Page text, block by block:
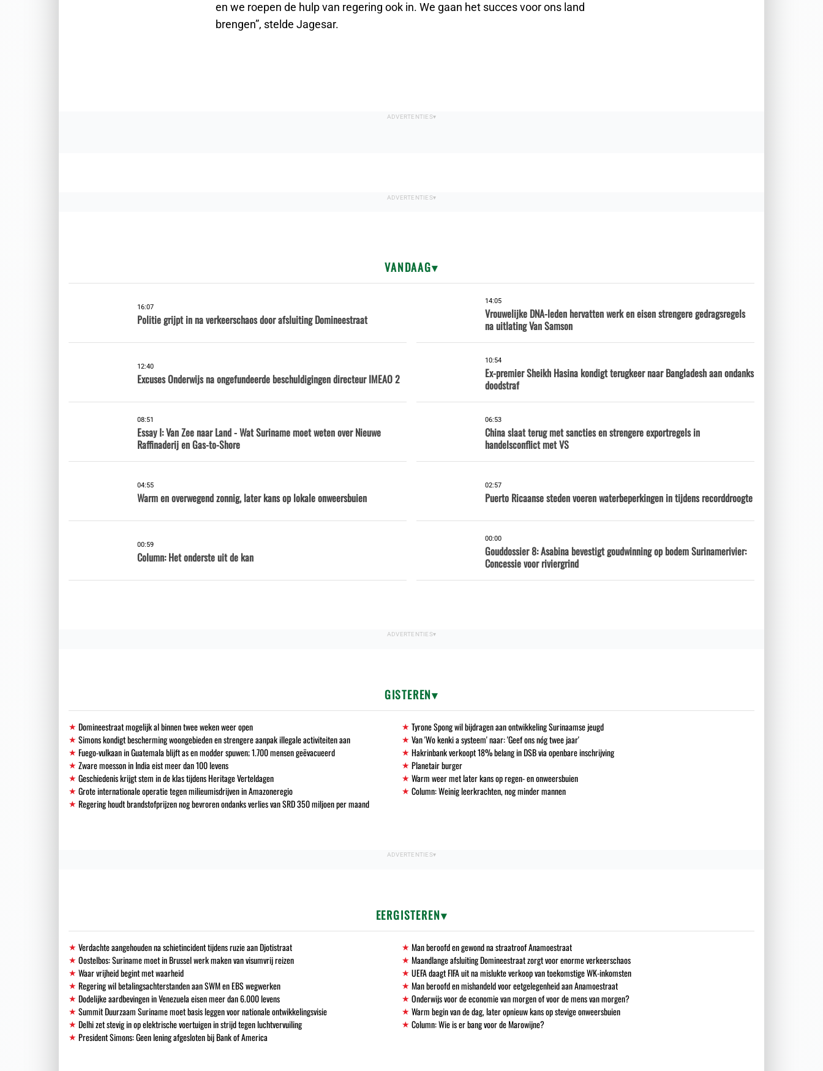
en we roepen de hulp van regering ook in. We gaan het succes voor ons land
brengen”, stelde Jagesar.
VANDAAG
16:07
Politie grijpt in na verkeerschaos door afsluiting Domineestraat
14:05
Vrouwelijke DNA-leden hervatten werk en eisen strengere gedragsregels
na uitlating Van Samson
12:40
Excuses Onderwijs na ongefundeerde beschuldigingen directeur IMEAO 2
10:54
Ex-premier Sheikh Hasina kondigt terugkeer naar Bangladesh aan ondanks
doodstraf
08:51
Essay I: Van Zee naar Land - Wat Suriname moet weten over Nieuwe
Raffinaderij en Gas-to-Shore
06:53
China slaat terug met sancties en strengere exportregels in
handelsconflict met VS
04:55
Warm en overwegend zonnig, later kans op lokale onweersbuien
02:57
Puerto Ricaanse steden voeren waterbeperkingen in tijdens recorddroogte
00:59
Column: Het onderste uit de kan
00:00
Gouddossier 8: Asabina bevestigt goudwinning op bodem Surinamerivier:
Concessie voor riviergrind
GISTEREN
Domineestraat mogelijk al binnen twee weken weer open
Tyrone Spong wil bijdragen aan ontwikkeling Surinaamse jeugd
Simons kondigt bescherming woongebieden en strengere aanpak illegale activiteiten aan
Van 'Wo kenki a systeem' naar: 'Geef ons nóg twee jaar'
Fuego-vulkaan in Guatemala blijft as en modder spuwen; 1.700 mensen geëvacueerd
Hakrinbank verkoopt 18% belang in DSB via openbare inschrijving
Zware moesson in India eist meer dan 100 levens
Planetair burger
Geschiedenis krijgt stem in de klas tijdens Heritage Verteldagen
Warm weer met later kans op regen- en onweersbuien
Grote internationale operatie tegen milieumisdrijven in Amazoneregio
Column: Weinig leerkrachten, nog minder mannen
Regering houdt brandstofprijzen nog bevroren ondanks verlies van SRD 350 miljoen per maand
EERGISTEREN
Verdachte aangehouden na schietincident tijdens ruzie aan Djotistraat
Man beroofd en gewond na straatroof Anamoestraat
Oostelbos: Suriname moet in Brussel werk maken van visumvrij reizen
Maandlange afsluiting Domineestraat zorgt voor enorme verkeerschaos
Waar vrijheid begint met waarheid
UEFA daagt FIFA uit na mislukte verkoop van toekomstige WK-inkomsten
Regering wil betalingsachterstanden aan SWM en EBS wegwerken
Man beroofd en mishandeld voor eetgelegenheid aan Anamoestraat
Dodelijke aardbevingen in Venezuela eisen meer dan 6.000 levens
Onderwijs voor de economie van morgen of voor de mens van morgen?
Summit Duurzaam Suriname moet basis leggen voor nationale ontwikkelingsvisie
Warm begin van de dag, later opnieuw kans op stevige onweersbuien
Delhi zet stevig in op elektrische voertuigen in strijd tegen luchtvervuiling
Column: Wie is er bang voor de Marowijne?
President Simons: Geen lening afgesloten bij Bank of America